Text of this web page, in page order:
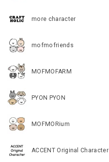
more character
mofmofriends
MOFMOFARM
PYON PYON
MOFMORium
ACCENT Original Character